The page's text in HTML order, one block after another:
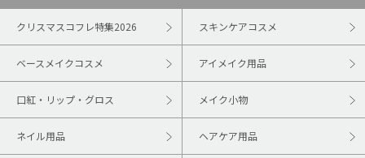
クリスマスコフレ特集2026 スキンケアコスメ
ベースメイクコスメ アイメイク用品
口紅・リップ・グロス メイク小物
ネイル用品 ヘアケア用品